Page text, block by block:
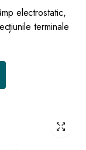
electrostatic,
terminale